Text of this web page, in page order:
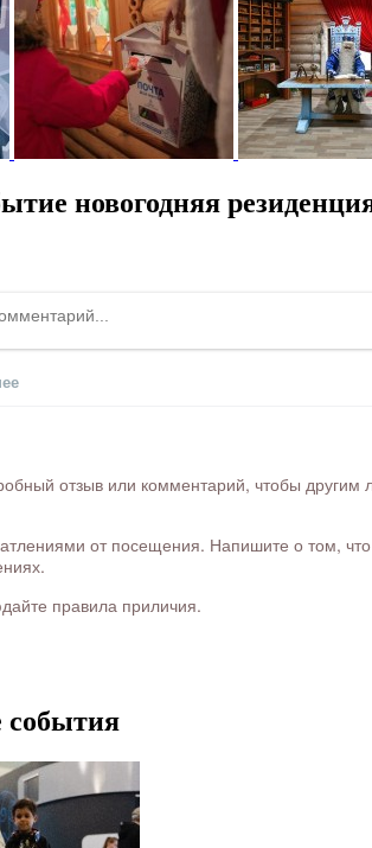
новогодняя
отзыв или комментарий, чтобы
от посещения. Напишите о том,
правила приличия.
события